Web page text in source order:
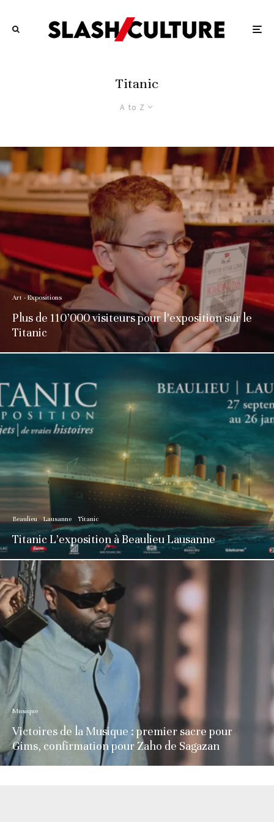
Titanic
A to Z
Art - Expositions
Plus de 110’000 visiteurs pour l’exposition sur le
Titanic
Beaulieu Lausanne Titanic
Titanic L’exposition à Beaulieu Lausanne
Musique
Victoires de la Musique : premier sacre pour
Gims, confirmation pour Zaho de Sagazan